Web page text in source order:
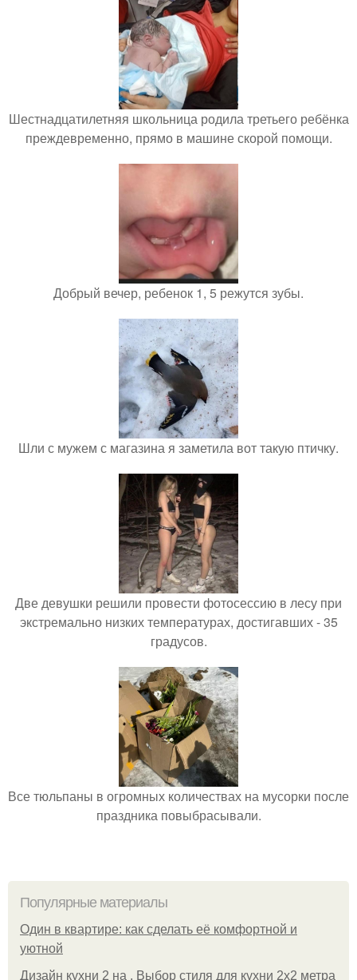
Шестнадцатилетняя школьница родила третьего ребёнка
преждевременно, прямо в машине скорой помощи.
Добрый вечер, ребенок 1, 5 режутся зубы.
Шли с мужем с магазина я заметила вот такую птичку.
Две девушки решили провести фотосессию в лесу при
экстремально низких температурах, достигавших - 35
градусов.
Все тюльпаны в огромных количествах на мусорки после
праздника повыбрасывали.
Популярные материалы
Один в квартире: как сделать её комфортной и
уютной
Дизайн кухни 2 на . Выбор стиля для кухни 2х2 метра